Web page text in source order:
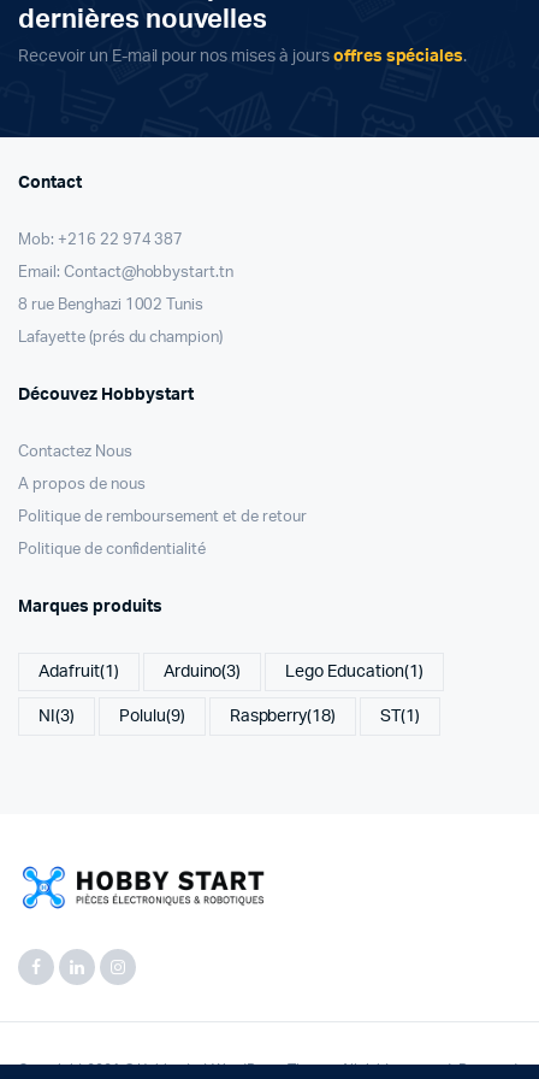
dernières nouvelles
Recevoir un E-mail pour nos mises à jours offres spéciales.
Contact
Mob: +216 22 974 387
Email: Contact@hobbystart.tn
8 rue Benghazi 1002 Tunis
Lafayette (prés du champion)
Découvez Hobbystart
Contactez Nous
A propos de nous
Politique de remboursement et de retour
Politique de confidentialité
Marques produits
Adafruit(1) Arduino(3) Lego Education(1)
NI (3) Polulu(9) Raspberry(18) ST(1)